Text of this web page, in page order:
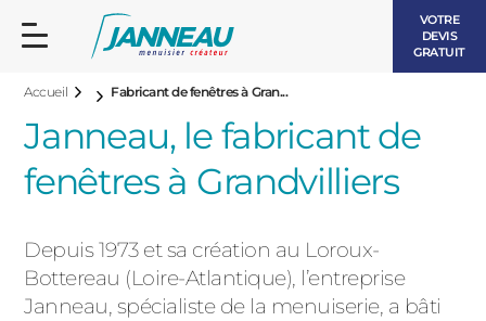
VOTRE
DEVIS
GRATUIT
Accueil Fabricant de fenêtres à Gran...
Janneau, le fabricant de
fenêtres à Grandvilliers
Depuis 1973 et sa création au Loroux-
Bottereau (Loire-Atlantique), l’entreprise
Janneau, spécialiste de la menuiserie, a bâti
FENÊTRES ET PORTES-FENÊTRES
BAIES VITRÉES
LES CONTEMPORAINES